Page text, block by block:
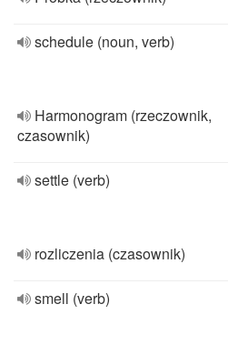
schedule (noun, verb)
Harmonogram (rzeczownik,
czasownik)
settle (verb)
rozliczenia (czasownik)
smell (verb)